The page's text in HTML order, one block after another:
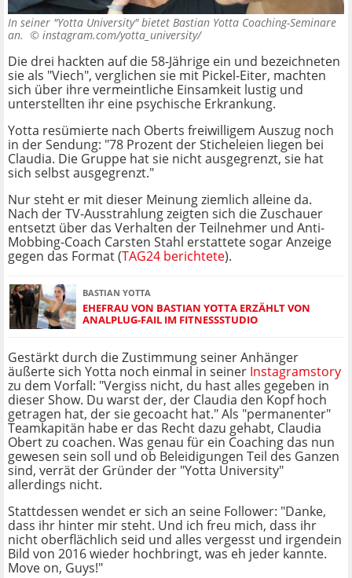
In seiner "Yotta University" bietet Bastian Yotta Coaching-Seminare
an. © instagram.com/yotta_university/
Die drei hackten auf die 58-Jährige ein und bezeichneten
sie als "Viech", verglichen sie mit Pickel-Eiter, machten
sich über ihre vermeintliche Einsamkeit lustig und
unterstellten ihr eine psychische Erkrankung.
Yotta resümierte nach Oberts freiwilligem Auszug noch
in der Sendung: "78 Prozent der Sticheleien liegen bei
Claudia. Die Gruppe hat sie nicht ausgegrenzt, sie hat
sich selbst ausgegrenzt."
Nur steht er mit dieser Meinung ziemlich alleine da.
Nach der TV-Ausstrahlung zeigten sich die Zuschauer
entsetzt über das Verhalten der Teilnehmer und Anti-
Mobbing-Coach Carsten Stahl erstattete sogar Anzeige
gegen das Format (TAG24 berichtete).
BASTIAN YOTTA
EHEFRAU VON BASTIAN YOTTA ERZÄHLT VON
ANALPLUG-FAIL IM FITNESSSTUDIO
Gestärkt durch die Zustimmung seiner Anhänger
äußerte sich Yotta noch einmal in seiner Instagramstory
zu dem Vorfall: "Vergiss nicht, du hast alles gegeben in
dieser Show. Du warst der, der Claudia den Kopf hoch
getragen hat, der sie gecoacht hat." Als "permanenter"
Teamkapitän habe er das Recht dazu gehabt, Claudia
Obert zu coachen. Was genau für ein Coaching das nun
gewesen sein soll und ob Beleidigungen Teil des Ganzen
sind, verrät der Gründer der "Yotta University"
allerdings nicht.
Stattdessen wendet er sich an seine Follower: "Danke,
dass ihr hinter mir steht. Und ich freu mich, dass ihr
nicht oberflächlich seid und alles vergesst und irgendein
Bild von 2016 wieder hochbringt, was eh jeder kannte.
Move on, Guys!"